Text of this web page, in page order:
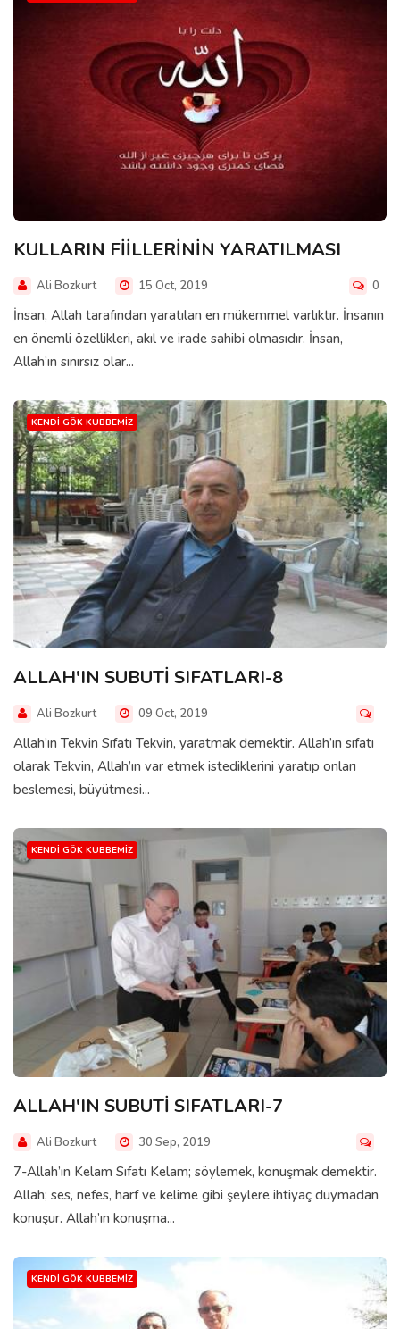
KULLARIN FİİLLERİNİN YARATILMASI
Ali Bozkurt 15 Oct, 2019 0
İnsan, Allah tarafından yaratılan en mükemmel varlıktır. İnsanın
en önemli özellikleri, akıl ve irade sahibi olmasıdır. İnsan,
Allah’ın sınırsız olar...
KENDI GÖK KUBBEMIZ
ALLAH'IN SUBUTİ SIFATLARI-8
Ali Bozkurt 09 Oct, 2019
Allah’ın Tekvin Sıfatı Tekvin, yaratmak demektir. Allah’ın sıfatı
olarak Tekvin, Allah’ın var etmek istediklerini yaratıp onları
beslemesi, büyütmesi...
KENDI GÖK KUBBEMIZ
ALLAH'IN SUBUTİ SIFATLARI-7
Ali Bozkurt 30 Sep, 2019
7-Allah’ın Kelam Sıfatı Kelam; söylemek, konuşmak demektir.
Allah; ses, nefes, harf ve kelime gibi şeylere ihtiyaç duymadan
konuşur. Allah’ın konuşma...
KENDI GÖK KUBBEMIZ